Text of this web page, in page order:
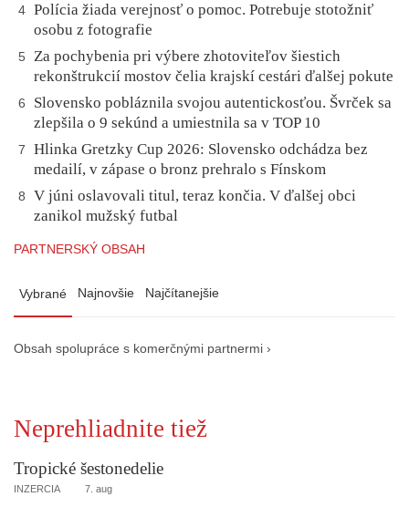
4 Polícia žiada verejnosť o pomoc. Potrebuje stotožniť
osobu z fotografie
5
Za pochybenia pri výbere zhotoviteľov šiestich
rekonštrukcií mostov čelia krajskí cestári ďalšej pokute
6
Slovensko pobláznila svojou autentickosťou. Švrček sa
zlepšila o 9 sekúnd a umiestnila sa v TOP 10
7
Hlinka Gretzky Cup 2026: Slovensko odchádza bez
medailí, v zápase o bronz prehralo s Fínskom
8
V júni oslavovali titul, teraz končia. V ďalšej obci
zanikol mužský futbal
PARTNERSKÝ OBSAH
Vybrané Najnovšie Najčítanejšie
Obsah spolupráce s komerčnými partnermi ›
Neprehliadnite tiež
Tropické šestonedelie
INZERCIA 7. aug